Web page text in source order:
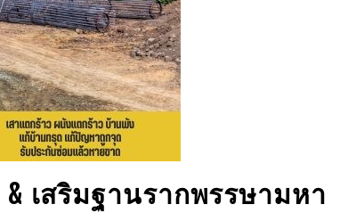
& เสริมฐานรากพรรษามหา